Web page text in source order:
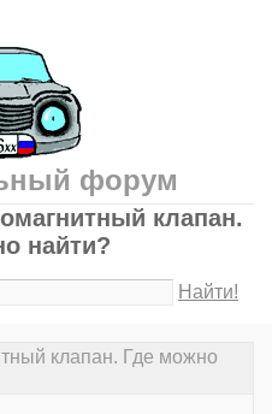
форум
клапан.
найти?
Найти!
клапан. Где можно